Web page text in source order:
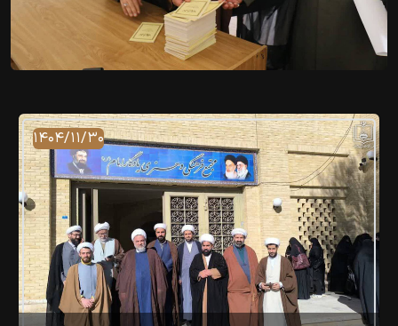
۱۴۰۴/۱۱/۳۰